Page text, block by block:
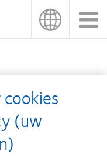
onze klanten erg
in en wij zullen zo snel
(uw